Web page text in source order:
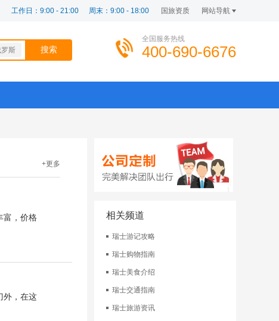
网站导航
国旅资质
工作日：9:00 - 21:00 周末：9:00 - 18:00
斯
全国服务热线
400-690-6676
+更多
富，价格
外，在这
相关频道
瑞士游记攻略
瑞士购物指南
瑞士美食介绍
瑞士交通指南
瑞士旅游资讯